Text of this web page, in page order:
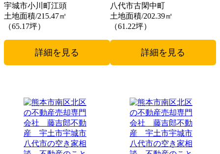
宇城市小川町江頭
土地面積/215.47㎡
（65.17坪）
詳細を見る
八代市古閑中町
土地面積/202.39㎡
（61.22坪）
詳細を見る